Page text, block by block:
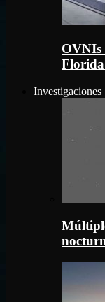
OVNIs
Investigaciones